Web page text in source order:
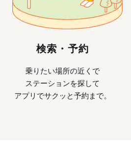
検索・予約
乗りたい場所の近くで
ステーションを探して
アプリでサクッと予約まで。